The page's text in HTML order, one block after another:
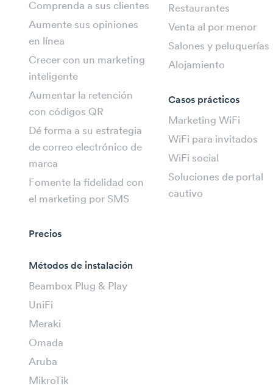
Comprenda a sus clientes
Aumente sus opiniones
en línea
Crecer con un marketing
inteligente
Aumentar la retención
con códigos QR
Dé forma a su estrategia
de correo electrónico de
marca
Fomente la fidelidad con
el marketing por SMS
Precios
Métodos de instalación
Beambox Plug & Play
UniFi
Meraki
Omada
Aruba
MikroTik
Restaurantes
Venta al por menor
Salones y peluquerías
Alojamiento
Casos prácticos
Marketing WiFi
WiFi para invitados
WiFi social
Soluciones de portal
cautivo